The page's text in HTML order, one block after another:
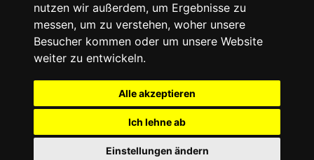
nutzen wir außerdem, um Ergebnisse zu
messen, um zu verstehen, woher unsere
Besucher kommen oder um unsere Website
weiter zu entwickeln.
Alle akzeptieren
Ich lehne ab
Einstellungen ändern